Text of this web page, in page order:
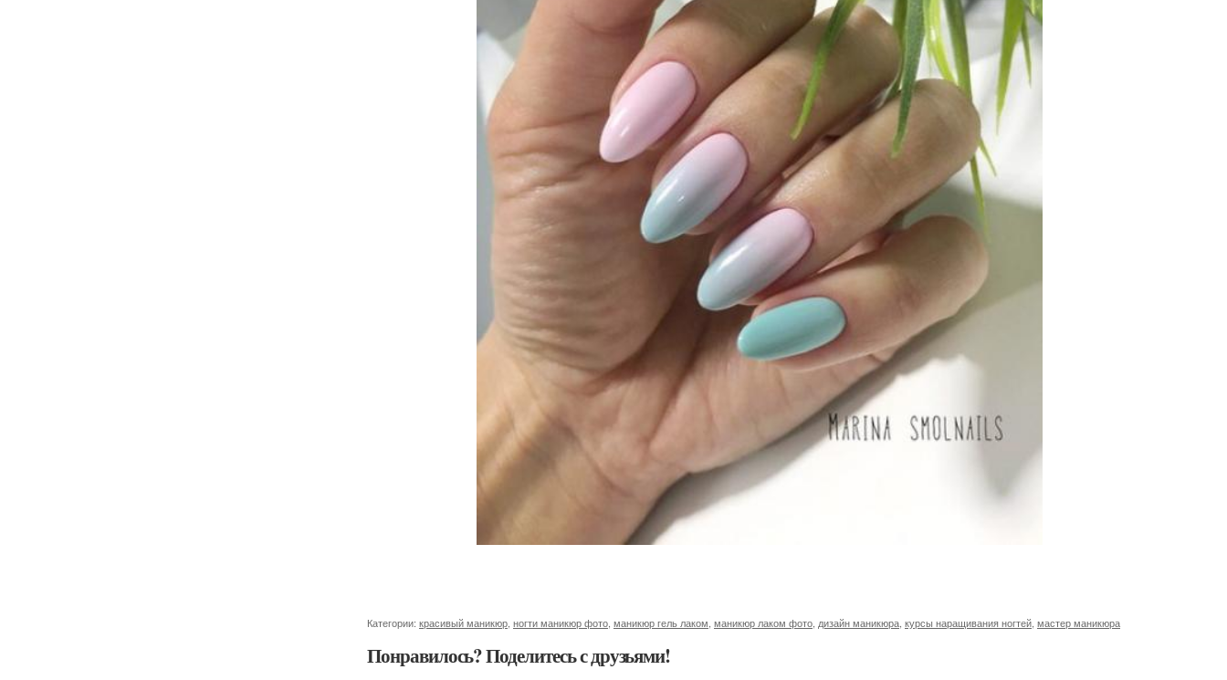
Категории: красивый маникюр ногти маникюр фото маникюр гель лаком маникюр лаком фото дизайн маникюра курсы наращивания ногтей мастер маникюра
Понравилось? Поделитесь с друзьями!